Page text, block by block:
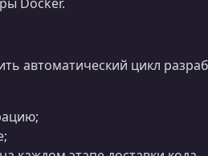
автоматический цикл